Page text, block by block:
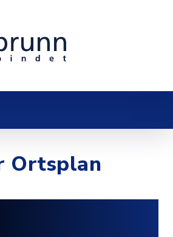
Ortsplan